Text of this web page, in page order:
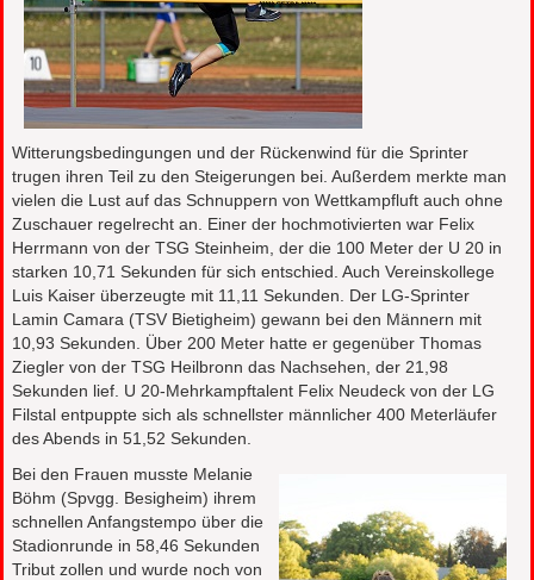
Witterungsbedingungen und der Rückenwind für die Sprinter
trugen ihren Teil zu den Steigerungen bei. Außerdem merkte man
vielen die Lust auf das Schnuppern von Wettkampfluft auch ohne
Zuschauer regelrecht an. Einer der hochmotivierten war Felix
Herrmann von der TSG Steinheim, der die 100 Meter der U 20 in
starken 10,71 Sekunden für sich entschied. Auch Vereinskollege
Luis Kaiser überzeugte mit 11,11 Sekunden. Der LG-Sprinter
Lamin Camara (TSV Bietigheim) gewann bei den Männern mit
10,93 Sekunden. Über 200 Meter hatte er gegenüber Thomas
Ziegler von der TSG Heilbronn das Nachsehen, der 21,98
Sekunden lief. U 20-Mehrkampftalent Felix Neudeck von der LG
Filstal entpuppte sich als schnellster männlicher 400 Meterläufer
des Abends in 51,52 Sekunden.
Bei den Frauen musste Melanie
Böhm (Spvgg. Besigheim) ihrem
schnellen Anfangstempo über die
Stadionrunde in 58,46 Sekunden
Tribut zollen und wurde noch von